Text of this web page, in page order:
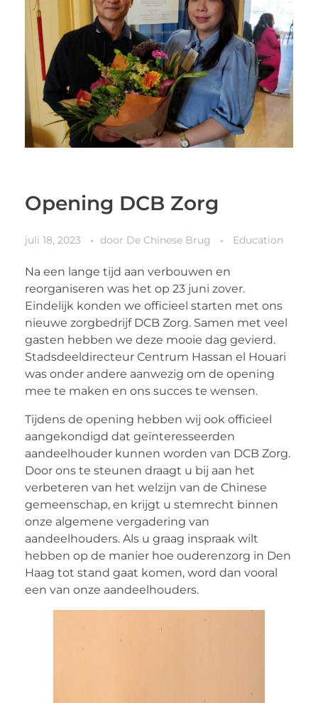
Opening DCB Zorg
juli 18, 2023 door De Chinese Brug Education
Na een lange tijd aan verbouwen en
reorganiseren was het op 23 juni zover.
Eindelijk konden we officieel starten met ons
nieuwe zorgbedrijf DCB Zorg. Samen met veel
gasten hebben we deze mooie dag gevierd.
Stadsdeeldirecteur Centrum Hassan el Houari
was onder andere aanwezig om de opening
mee te maken en ons succes te wensen.
Tijdens de opening hebben wij ook officieel
aangekondigd dat geïnteresseerden
aandeelhouder kunnen worden van DCB Zorg.
Door ons te steunen draagt u bij aan het
verbeteren van het welzijn van de Chinese
gemeenschap, en krijgt u stemrecht binnen
onze algemene vergadering van
aandeelhouders. Als u graag inspraak wilt
hebben op de manier hoe ouderenzorg in Den
Haag tot stand gaat komen, word dan vooral
een van onze aandeelhouders.